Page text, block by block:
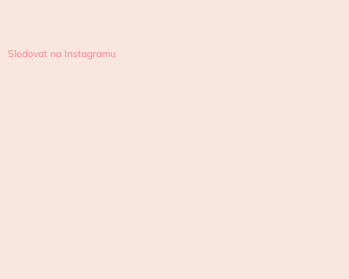
Sledovat na Instagramu